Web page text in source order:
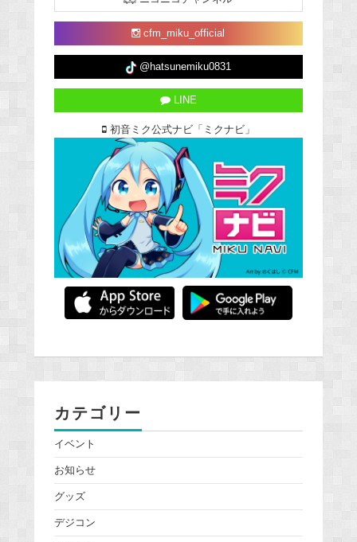
cfm_miku_official
@hatsunemiku0831
LINE
初音ミク公式ナビ「ミクナビ」
カテゴリー
イベント
お知らせ
グッズ
デジコン